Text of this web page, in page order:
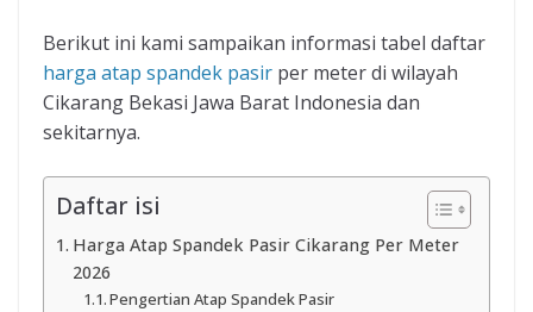
Berikut ini kami sampaikan informasi tabel daftar
harga atap spandek pasir per meter di wilayah
Cikarang Bekasi Jawa Barat Indonesia dan
sekitarnya.
Daftar isi
Harga Atap Spandek Pasir Cikarang Per Meter
2026
Pengertian Atap Spandek Pasir